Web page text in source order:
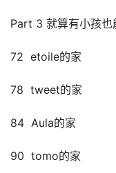
Part 3 就算有小孩也
72 etoile的家
78 tweet的家
84 Aula的家
90 tomo的家